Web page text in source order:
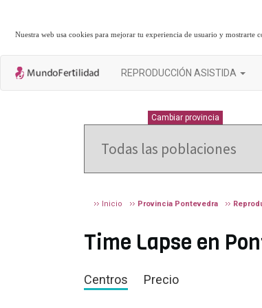
Nuestra web usa cookies para mejorar tu experiencia de usuario y
REPRODUCCIÓN ASISTIDA
Cambiar provincia
Inicio Provincia Pontevedra
Time Lapse en
Centros Precio